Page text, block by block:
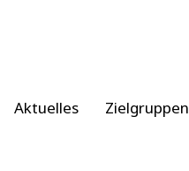
Aktuelles Zielgruppen